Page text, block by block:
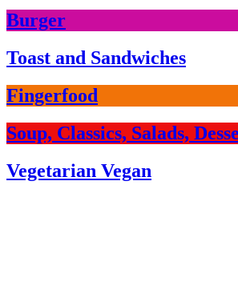
Burger
Toast and Sandwiches
Fingerfood
Soup, Classics, Salads,
Vegetarian Vegan